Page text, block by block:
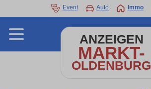
Event Auto Immo
ANZEIGEN
MARKT-
OLDENBURG